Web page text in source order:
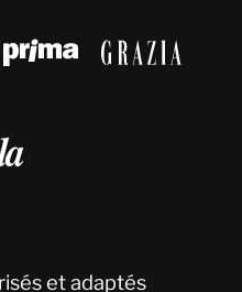
 
et adaptés